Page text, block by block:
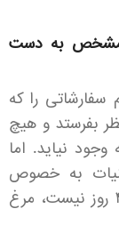
مشخص به دست
را که
بفرستد و هیچ
نیاید. اما
به خصوص
شیرهایی که تاریخ انقضای آنان بیشتر از ۴ روز نیست، مرغ